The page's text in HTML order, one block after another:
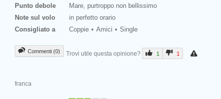
Punto debole
Mare, purtroppo non bellissimo
Note sul volo
in perfetto orario
Consigliato a
Coppie Amici Single
Commenti (0) Trovi utile questa opinione? 1 1
franca